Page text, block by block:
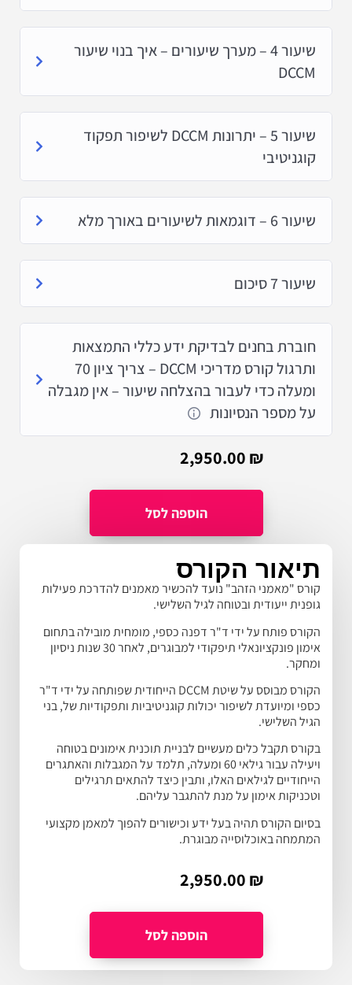
שיעור 4 – מערך שיעורים – איך בנוי שיעור
DCCM
שיעור 5 – יתרונות DCCM לשיפור תפקוד
קוגניטיבי
שיעור 6 – דוגמאות לשיעורים באורך מלא
שיעור 7 סיכום
חוברת בחנים לבדיקת ידע כללי התמצאות
ותרגול קורס מדריכי DCCM – צריך ציון 70
ומעלה כדי לעבור בהצלחה שיעור – אין מגבלה
על מספר הנסיונות
2,950.00 ₪
תיאור הקורס
קורס "מאמני הזהב" נועד להכשיר מאמנים להדרכת פעילות
גופנית ייעודית ובטוחה לגיל השלישי.
הקורס פותח על ידי ד"ר דפנה כספי, מומחית מובילה בתחום
אימון פונקציונאלי תיפקודי למבוגרים, לאחר 30 שנות ניסיון
ומחקר.
הקורס מבוסס על שיטת DCCM הייחודית שפותחה על ידי ד"ר
כספי ומיועדת לשיפור יכולות קוגניטיביות ותפקודיות של, בני
הגיל השלישי.
בקורס תקבל כלים מעשיים לבניית תוכנית אימונים בטוחה
ויעילה עבור גילאי 60 ומעלה, תלמד על המגבלות והאתגרים
הייחודיים לגילאים האלו, ותבין כיצד להתאים תרגילים
וטכניקות אימון על מנת להתגבר עליהם.
בסיום הקורס תהיה בעל ידע וכישורים להפוך למאמן מקצועי
המתמחה באוכלוסייה מבוגרת.
2,950.00 ₪